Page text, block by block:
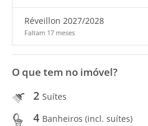
Réveillon 2027/2028
Faltam 17 meses
O que tem no imóvel?
2 Suítes
4 Banheiros (incl. suítes)